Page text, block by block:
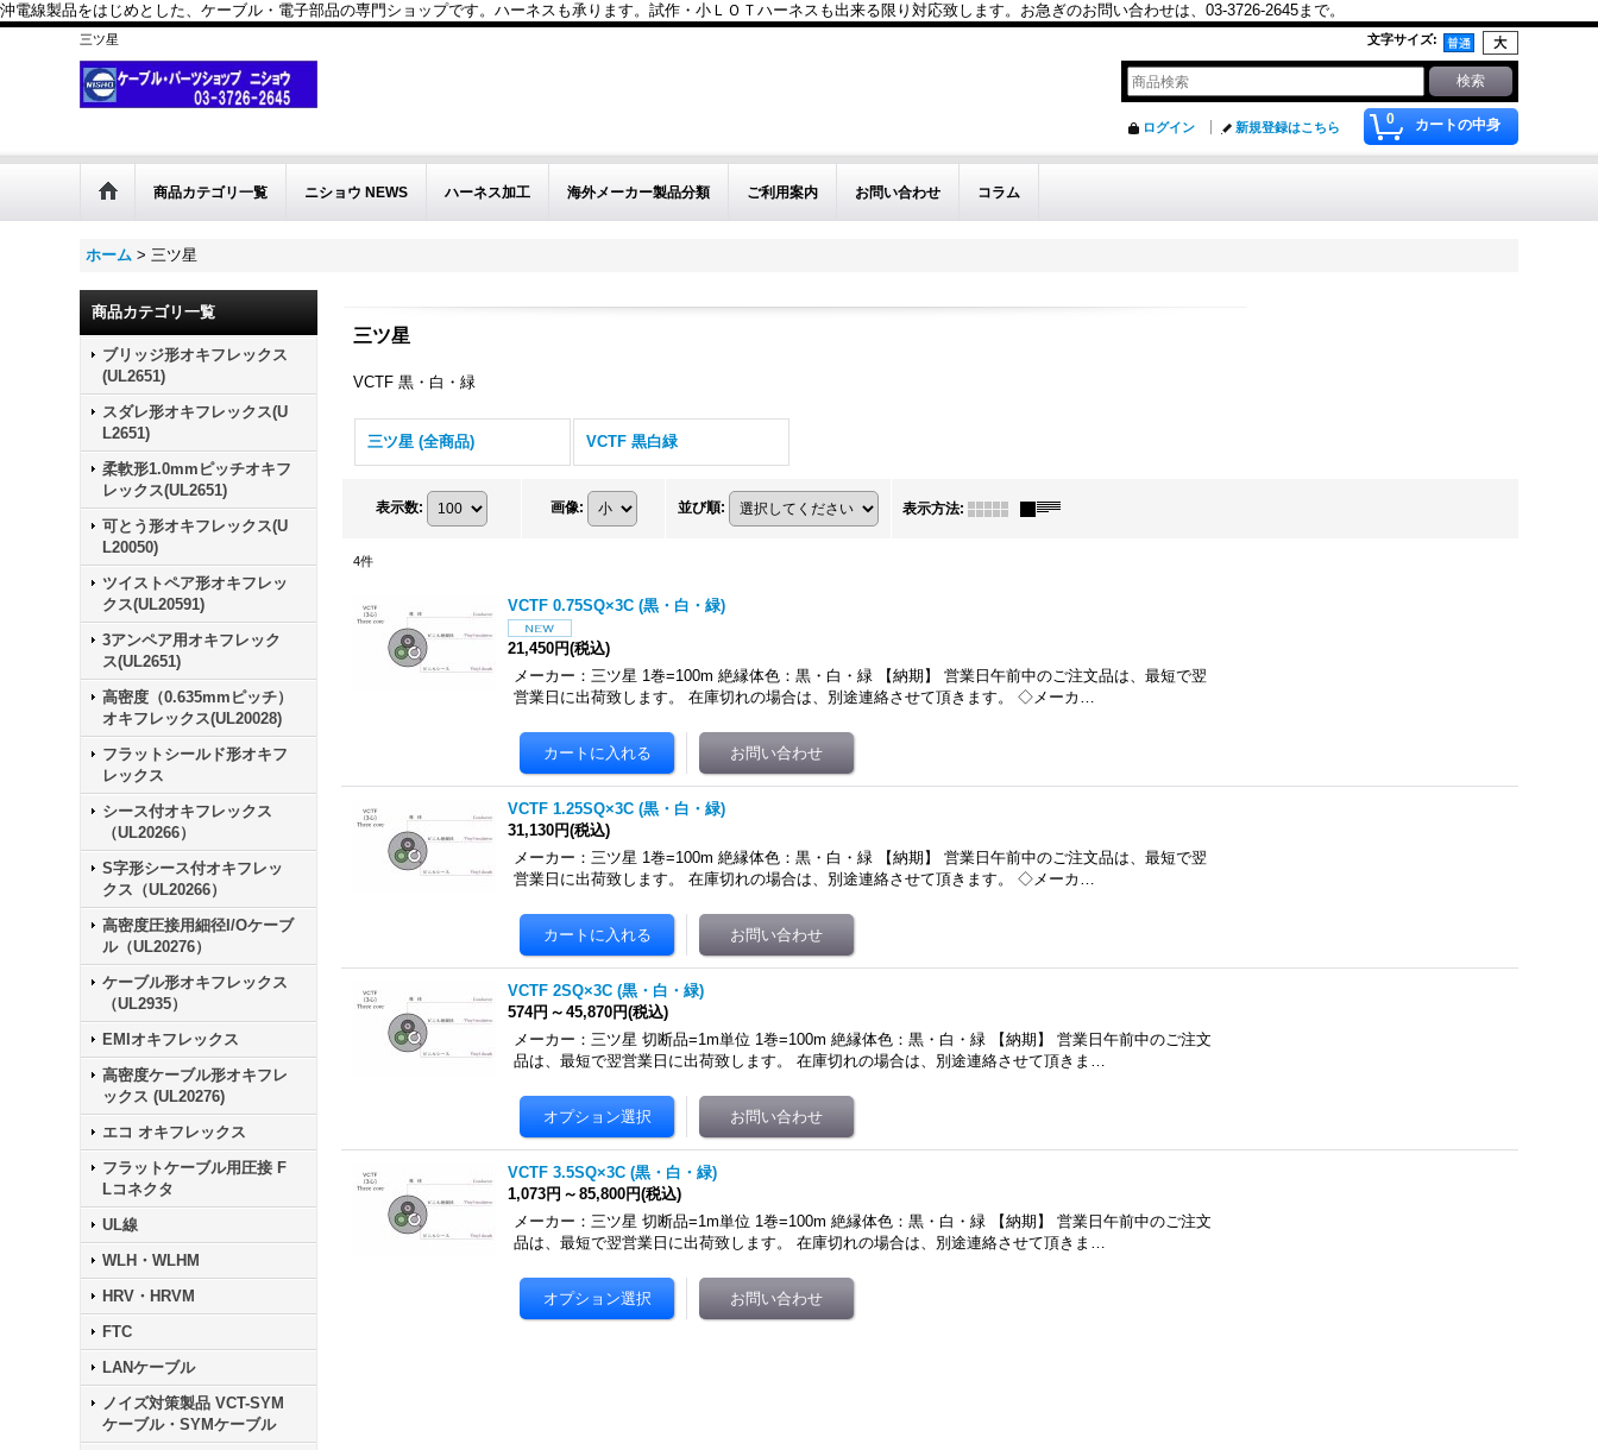
沖電線製品をはじめとした、ケーブル・電子部品の専門ショップです。ハーネスも承ります。試作・小ＬＯＴハーネスも出来る限り対応致します。お急ぎのお問い合わせは、03-3726-2645まで。
三ツ星 文字サイズ:
0 カートの中身
ログイン 新規登録はこちら
商品カテゴリ一覧 ニショウ NEWS ハーネス加工 海外メーカー製品分類 ご利用案内 お問い合わせ コラム
ホーム > 三ツ星
商品カテゴリ一覧
ブリッジ形オキフレックス
(UL2651)
スダレ形オキフレックス(U
L2651)
柔軟形1.0mmピッチオキフ
レックス(UL2651)
可とう形オキフレックス(U
L20050)
ツイストペア形オキフレッ
クス(UL20591)
3アンペア用オキフレック
ス(UL2651)
高密度（0.635mmピッチ）
オキフレックス(UL20028)
フラットシールド形オキフ
レックス
シース付オキフレックス
（UL20266）
S字形シース付オキフレッ
クス（UL20266）
高密度圧接用細径I/Oケーブ
ル（UL20276）
ケーブル形オキフレックス
（UL2935）
EMIオキフレックス
高密度ケーブル形オキフレ
ックス (UL20276)
エコ オキフレックス
フラットケーブル用圧接 F
Lコネクタ
UL線
WLH・WLHM
HRV・HRVM
FTC
LANケーブル
ノイズ対策製品 VCT-SYM
ケーブル・SYMケーブル
三ツ星
VCTF 黒・白・緑
三ツ星 (全商品) VCTF 黒白緑
表示数: 画像: 並び順: 表示方法:
4件
VCTF 0.75SQ×3C (黒・白・緑)
21,450円(税込)
メーカー：三ツ星 1巻=100m 絶縁体色：黒・白・緑 【納期】 営業日午前中のご注文品は、最短で翌
営業日に出荷致します。 在庫切れの場合は、別途連絡させて頂きます。 ◇メーカ…
VCTF 1.25SQ×3C (黒・白・緑)
31,130円(税込)
メーカー：三ツ星 1巻=100m 絶縁体色：黒・白・緑 【納期】 営業日午前中のご注文品は、最短で翌
営業日に出荷致します。 在庫切れの場合は、別途連絡させて頂きます。 ◇メーカ…
VCTF 2SQ×3C (黒・白・緑)
574円 ～ 45,870円(税込)
メーカー：三ツ星 切断品=1m単位 1巻=100m 絶縁体色：黒・白・緑 【納期】 営業日午前中のご注文
品は、最短で翌営業日に出荷致します。 在庫切れの場合は、別途連絡させて頂きま…
VCTF 3.5SQ×3C (黒・白・緑)
1,073円 ～ 85,800円(税込)
メーカー：三ツ星 切断品=1m単位 1巻=100m 絶縁体色：黒・白・緑 【納期】 営業日午前中のご注文
品は、最短で翌営業日に出荷致します。 在庫切れの場合は、別途連絡させて頂きま…